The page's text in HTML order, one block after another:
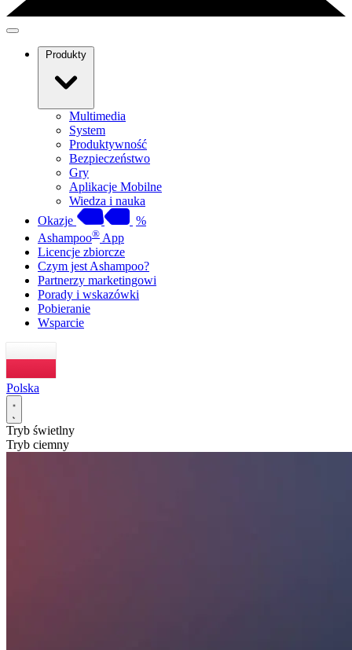
Produkty
Multimedia
System
Produktywność
Bezpieczeństwo
Gry
Aplikacje Mobilne
Wiedza i nauka
Okazje
%
Ashampoo® App
Licencje zbiorcze
Czym jest Ashampoo?
Partnerzy marketingowi
Porady i wskazówki
Pobieranie
Wsparcie
Polska
Tryb świetlny
Tryb ciemny